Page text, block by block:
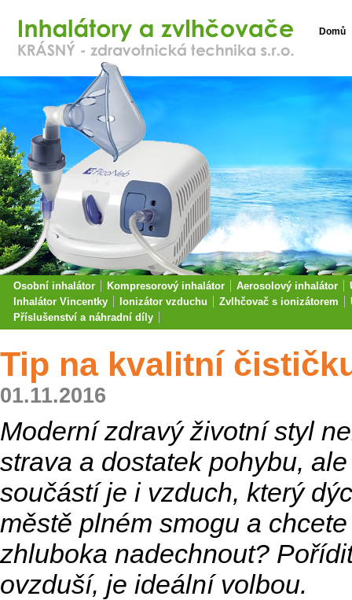
Domů
Osobní inhalátor Kompresorový inhalátor Aerosolový inhalátor
Inhalátor Vincentky
Ionizátor vzduchu Zvlhčovač s ionizátorem
Příslušenství a náhradní díly
Tip na kvalitní
01.11.2016
Moderní zdravý životní styl
strava a dostatek pohybu,
součástí je i vzduch, který
městě plném smogu a
zhluboka nadechnout?
ovzduší, je ideální volbou.